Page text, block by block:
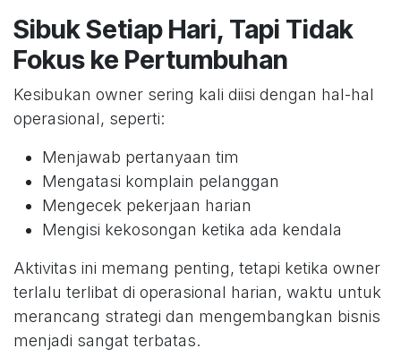
Sibuk Setiap Hari, Tapi Tidak
Fokus ke Pertumbuhan
Kesibukan owner sering kali diisi dengan hal-hal
operasional, seperti:
Menjawab pertanyaan tim
Mengatasi komplain pelanggan
Mengecek pekerjaan harian
Mengisi kekosongan ketika ada kendala
Aktivitas ini memang penting, tetapi ketika owner
terlalu terlibat di operasional harian, waktu untuk
merancang strategi dan mengembangkan bisnis
menjadi sangat terbatas.